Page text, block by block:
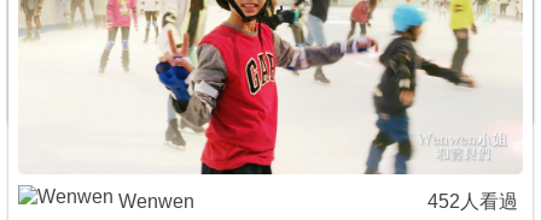
聯絡我們
Wenwen 100人看過
滑冰免出國~2019~2020中...
Wenwen 452人看過